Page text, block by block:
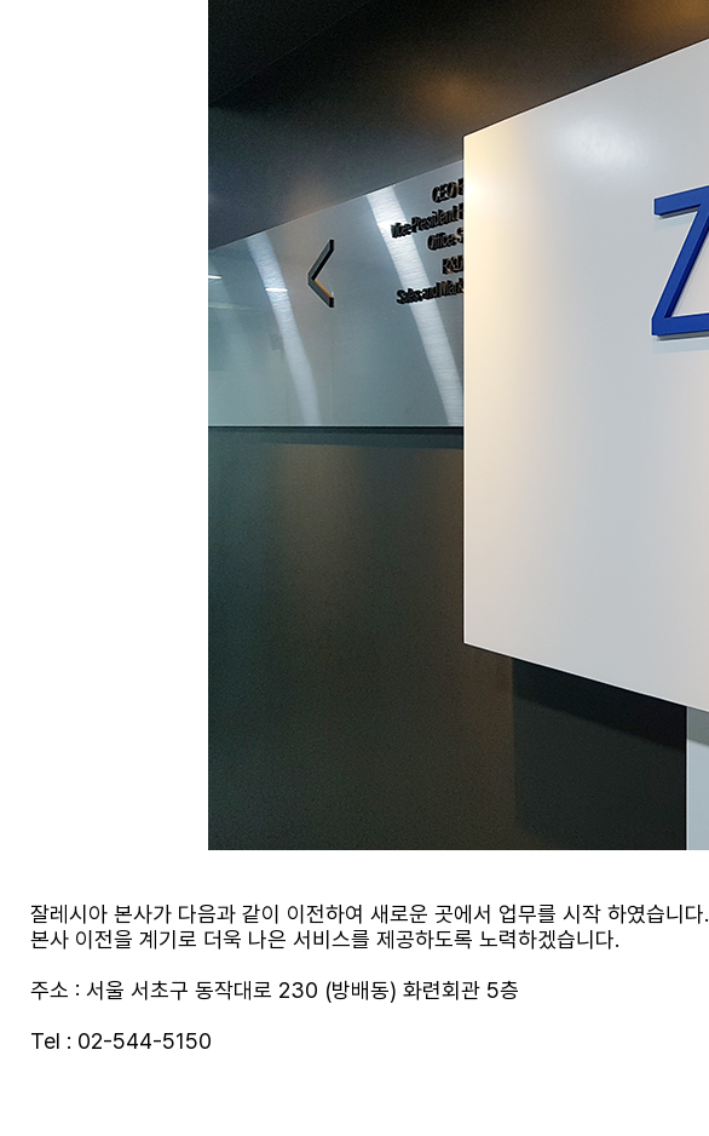
잘레시아 본사가 다음과 같이 이전하여 새로운 곳에서 업무를 시작 하였습니다.
본사 이전을 계기로 더욱 나은 서비스를 제공하도록 노력하겠습니다.
주소 : 서울 서초구 동작대로 230 (방배동) 화련회관 5층
Tel : 02-544-5150